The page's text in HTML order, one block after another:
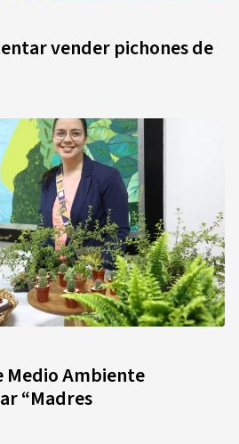
vender pichones de
Medio Ambiente
“Madres